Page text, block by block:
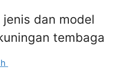
dan model
tembaga